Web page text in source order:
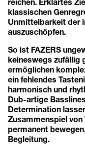
klassischen
Unmittelbarkeit der
auszuschöpfen.
So ist FAZERS
keineswegs zufällig
ermöglichen
ein fehlendes
harmonisch und
Dub-artige
Determination
Zusammenspiel
permanent
Begleitung.